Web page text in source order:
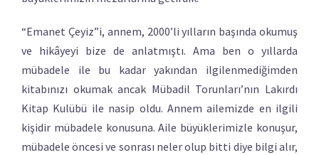
“Emanet Çeyiz”i, annem, 2000’li yılların başında okumuş
ve hikâyeyi bize de anlatmıştı. Ama ben o yıllarda
mübadele ile bu kadar yakından ilgilenmediğimden
kitabınızı okumak ancak Mübadil Torunları’nın Lakırdı
Kitap Kulübü ile nasip oldu. Annem ailemizde en ilgili
kişidir mübadele konusuna. Aile büyüklerimizle konuşur,
mübadele öncesi ve sonrası neler olup bitti diye bilgi alır,